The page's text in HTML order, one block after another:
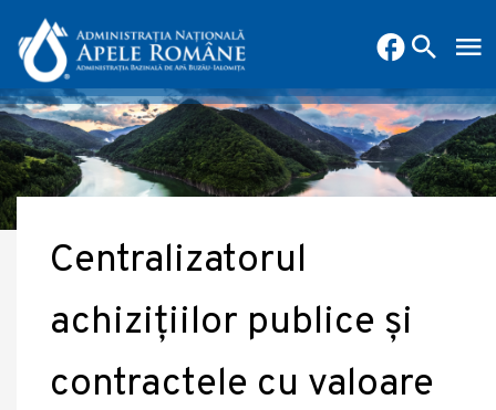
Centralizatorul
achizițiilor publice și
contractele cu valoare